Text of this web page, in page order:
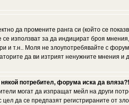
да промените ранга си (който се
се използват за да индицират броя
и т.н.. Моля не злоупотребявайте с
да ви изтрият ненужните мнения и
някой потребител, форума иска да вляза?!
могат да изпращат мейл на други
цел да се предпазят регистрираните от